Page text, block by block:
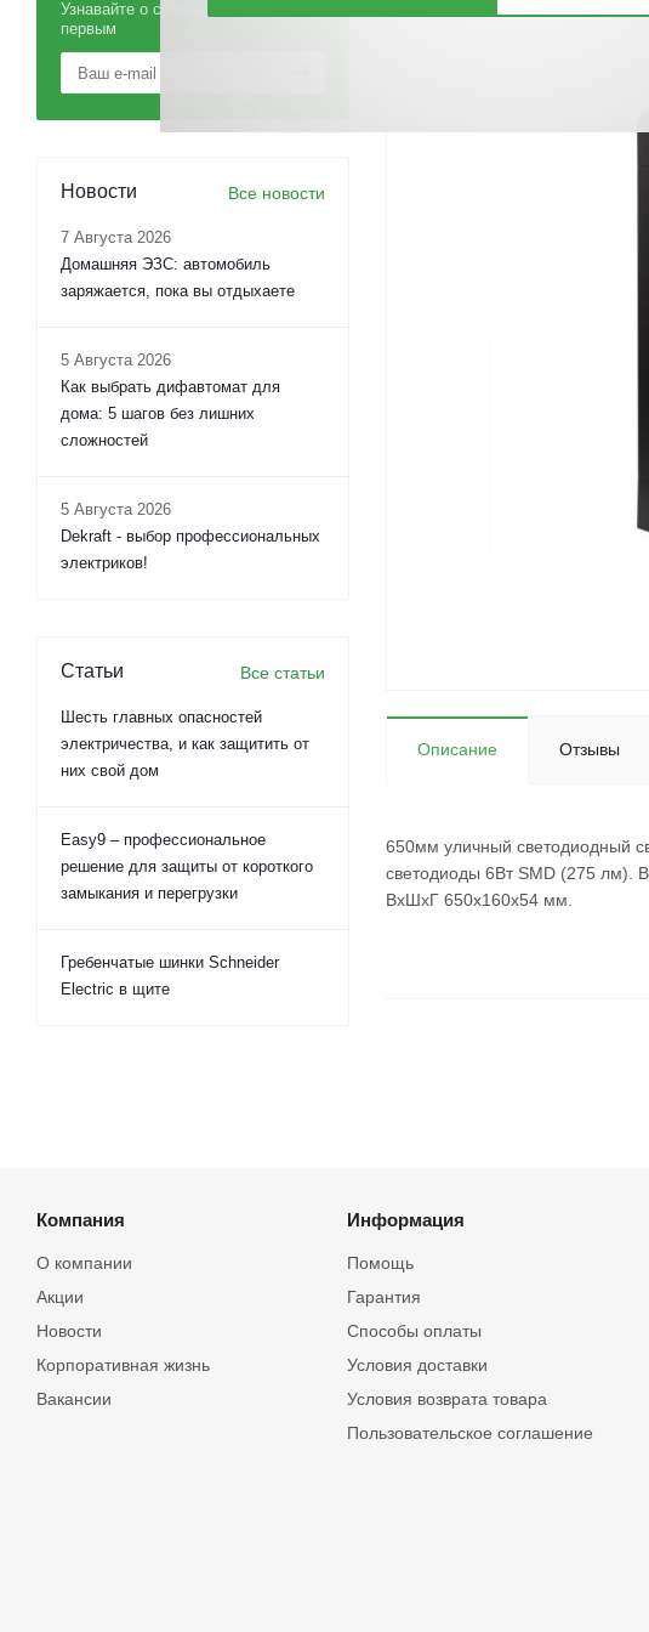
Описание Отзывы
650мм уличный светодиодный
светодиоды 6Вт SMD (275 лм).
ВхШхГ 650х160х54 мм.
Узнавайте о скидках и акциях
первым
Новости Все новости
7 Августа 2026
Домашняя ЭЗС: автомобиль
заряжается, пока вы отдыхаете
5 Августа 2026
Как выбрать дифавтомат для
дома: 5 шагов без лишних
сложностей
5 Августа 2026
Dekraft - выбор профессиональных
электриков!
Статьи Все статьи
Шесть главных опасностей
электричества, и как защитить от
них свой дом
Easy9 – профессиональное
решение для защиты от короткого
замыкания и перегрузки
Гребенчатые шинки Schneider
Electric в щите
Компания
О компании
Акции
Новости
Корпоративная жизнь
Вакансии
Информация
Помощь
Гарантия
Способы оплаты
Условия доставки
Условия возврата товара
Пользовательское соглашение